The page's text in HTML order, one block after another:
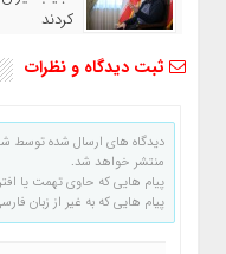
کردند
ثبت دیدگاه و نظرات
دیدگاه های ارسال شده توسط
منتشر خواهد شد.
پیام هایی که حاوی تهمت یا
پیام هایی که به غیر از زبان